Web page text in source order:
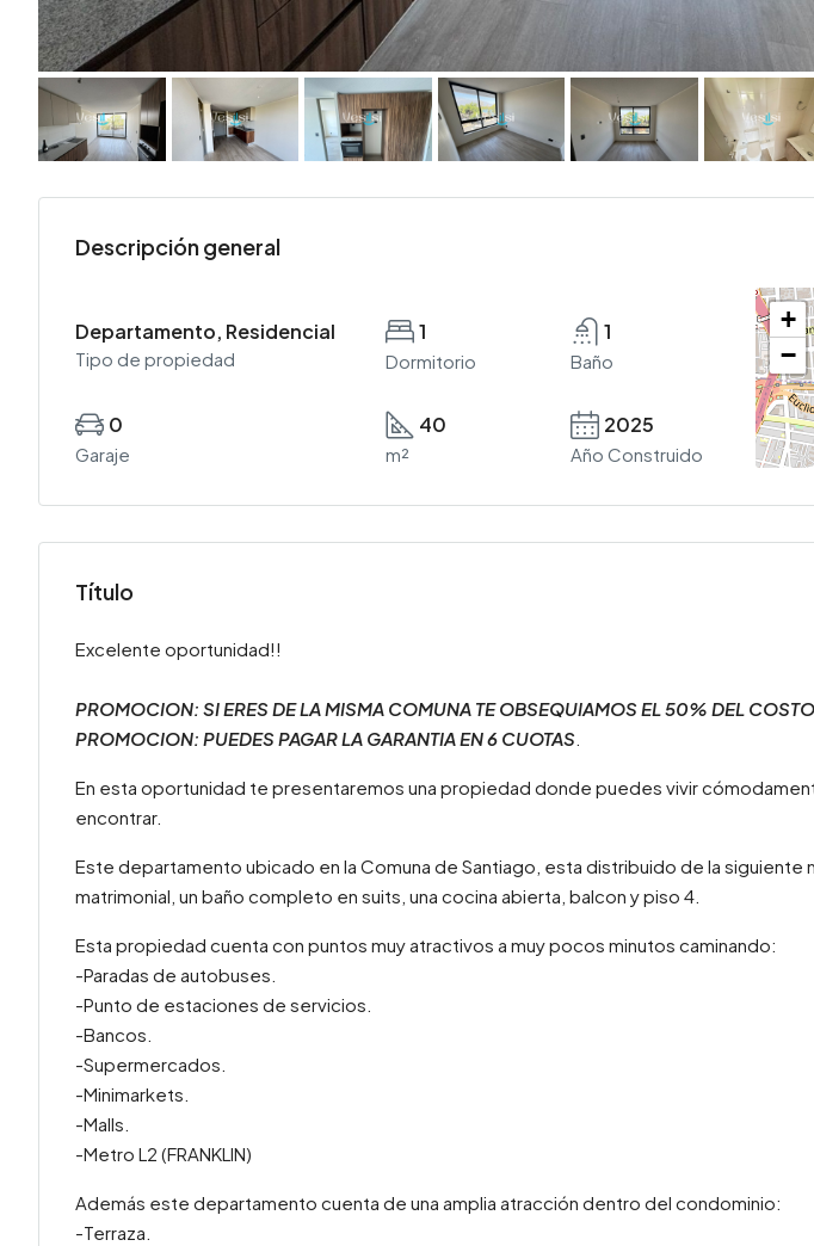
Descripción general
Departamento, Residencial
Tipo de propiedad
1
Dormitorio
1
Baño
0
Garaje
40
m²
2025
Año Construido
+
−
Título
Excelente oportunidad!!
PROMOCION: SI ERES DE LA MISMA COMUNA TE OBSEQUIAMOS EL 50% DEL
PROMOCION: PUEDES PAGAR LA GARANTIA EN 6 CUOTAS
En esta oportunidad te presentaremos una propiedad donde puedes vivir
encontrar.
Este departamento ubicado en la Comuna de Santiago, esta distribuido de la siguiente
matrimonial, un baño completo en suits, una cocina abierta, balcon y piso 4.
Esta propiedad cuenta con puntos muy atractivos a muy pocos minutos caminando:
-Paradas de autobuses.
-Punto de estaciones de servicios.
-Bancos.
-Supermercados.
-Minimarkets.
-Malls.
-Metro L2 (FRANKLIN)
Además este departamento cuenta de una amplia atracción dentro del condominio:
-Terraza.